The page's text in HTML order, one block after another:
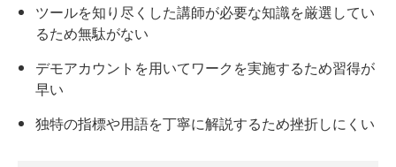
ツールを知り尽くした講師が必要な知識を厳選してい
るため無駄がない
デモアカウントを用いてワークを実施するため習得が
早い
独特の指標や用語を丁寧に解説するため挫折しにくい